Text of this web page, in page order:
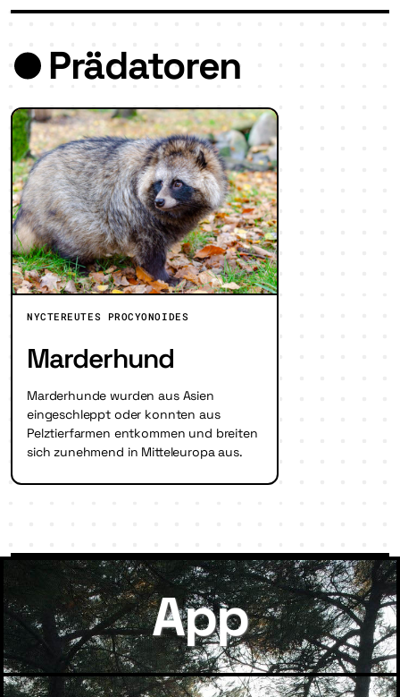
Prädatoren
NYCTEREUTES PROCYONOIDES
Marderhund
Marderhunde wurden aus Asien
eingeschleppt oder konnten aus
Pelztierfarmen entkommen und breiten
sich zunehmend in Mitteleuropa aus.
App